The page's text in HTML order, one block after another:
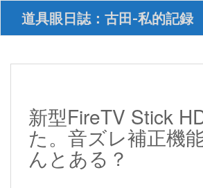
i
道具眼日誌：古田-私的記録
新型FireTV Stick
た。音ズレ補正機
んとある？